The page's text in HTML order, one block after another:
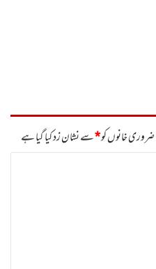
ضروری خانوں کو*سے نشان زد کیا گیا ہے